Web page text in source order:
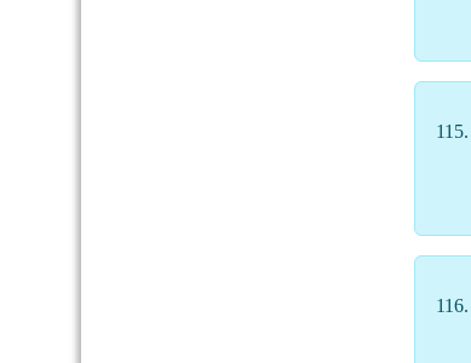
115.
116.